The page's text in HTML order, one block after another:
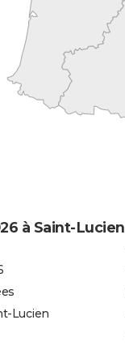
à Saint-Lucien
Lucien